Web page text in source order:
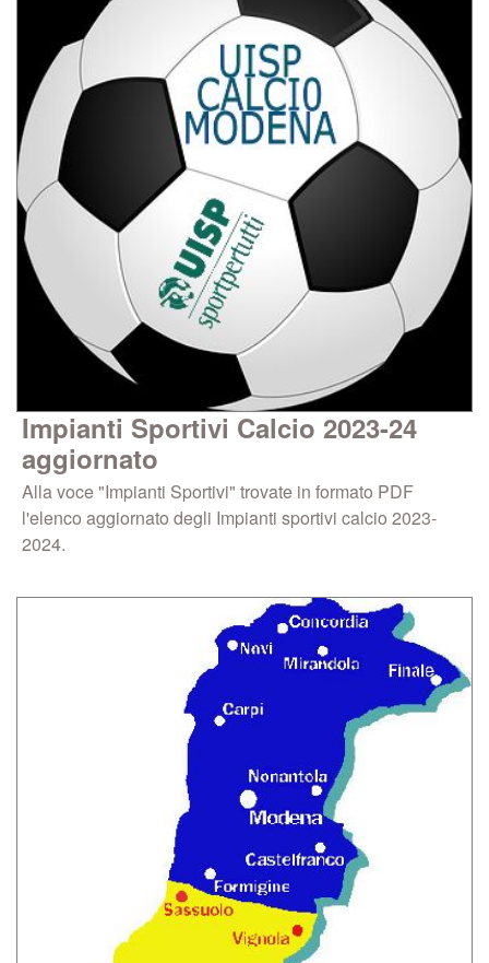
Impianti Sportivi Calcio 2023-24
aggiornato
Alla voce "Impianti Sportivi" trovate in formato PDF
l'elenco aggiornato degli Impianti sportivi calcio 2023-
2024.